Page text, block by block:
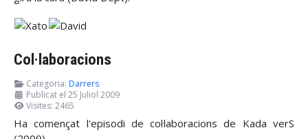
Col·laboracions
Categoria: Darrers
Publicat el 25 Juliol 2009
Visites: 2465
Ha començat l'episodi de col·laboracions de Kada verS